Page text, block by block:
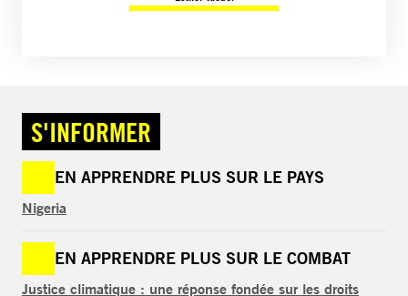
S'INFORMER
EN APPRENDRE PLUS SUR LE PAYS
Nigeria
EN APPRENDRE PLUS SUR LE COMBAT
Justice climatique : une réponse fondée sur les droits